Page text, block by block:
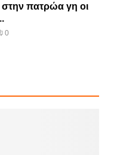
στην πατρώα γη οι
0